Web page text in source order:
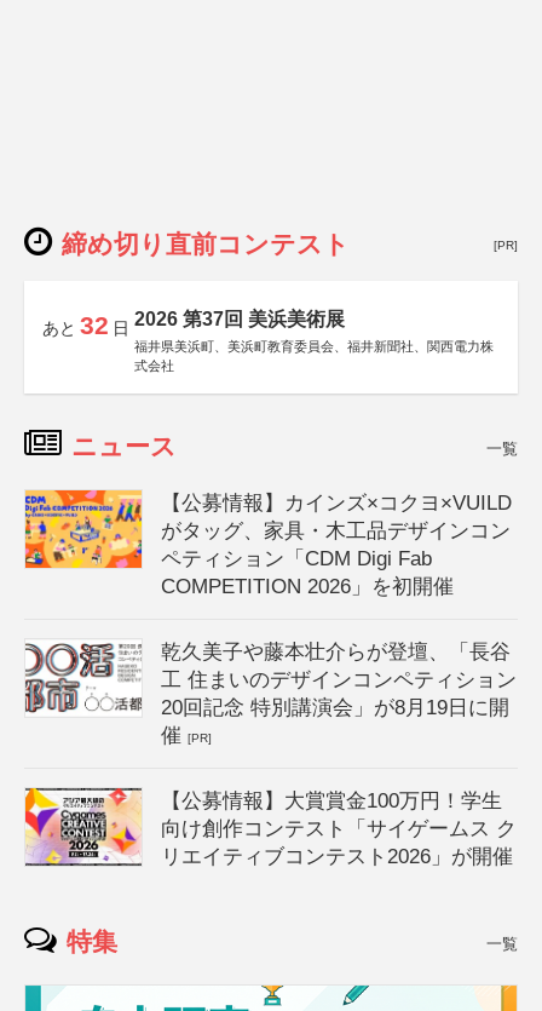
締め切り直前コンテスト [PR]
あと 32 日 2026 第37回 美浜美術展
福井県美浜町、美浜町教育委員会、福井新聞社、関西電力株
式会社
ニュース 一覧
【公募情報】カインズ×コクヨ×VUILD
がタッグ、家具・木工品デザインコン
ペティション「CDM Digi Fab
COMPETITION 2026」を初開催
乾久美子や藤本壮介らが登壇、「長谷
工 住まいのデザインコンペティション
20回記念 特別講演会」が8月19日に開
催[PR]
【公募情報】大賞賞金100万円！学生
向け創作コンテスト「サイゲームス ク
リエイティブコンテスト2026」が開催
特集 一覧